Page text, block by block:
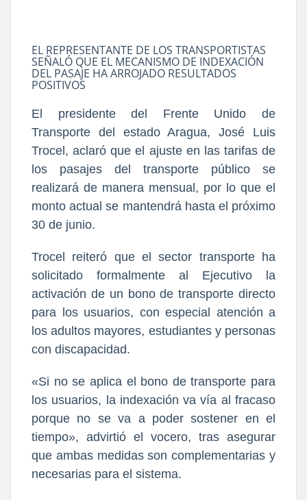
EL REPRESENTANTE DE LOS TRANSPORTISTAS
SEÑALÓ QUE EL MECANISMO DE INDEXACIÓN
DEL PASAJE HA ARROJADO RESULTADOS
POSITIVOS
El presidente del Frente Unido de
Transporte del estado Aragua, José Luis
Trocel, aclaró que el ajuste en las tarifas de
los pasajes del transporte público se
realizará de manera mensual, por lo que el
monto actual se mantendrá hasta el próximo
30 de junio.
Trocel reiteró que el sector transporte ha
solicitado formalmente al Ejecutivo la
activación de un bono de transporte directo
para los usuarios, con especial atención a
los adultos mayores, estudiantes y personas
con discapacidad.
«Si no se aplica el bono de transporte para
los usuarios, la indexación va vía al fracaso
porque no se va a poder sostener en el
tiempo», advirtió el vocero, tras asegurar
que ambas medidas son complementarias y
necesarias para el sistema.